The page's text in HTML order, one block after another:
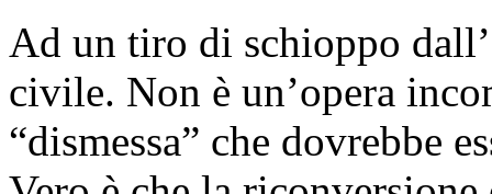
Ad un tiro di schioppo
civile. Non è un’opera
“dismessa” che dovrebbe